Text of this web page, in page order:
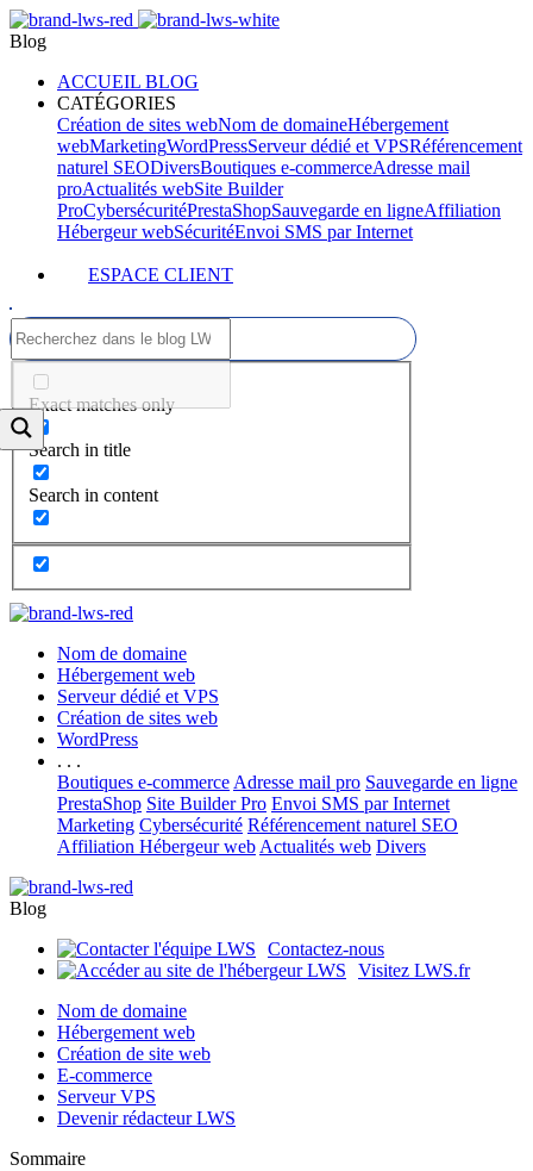
Blog
ACCUEIL BLOG
CATÉGORIES
Création de sites webNom de domaineHébergement
webMarketingWordPressServeur dédié et VPSRéférencement
naturel SEODiversBoutiques e-commerceAdresse mail
proActualités webSite Builder
ProCybersécuritéPrestaShopSauvegarde en ligneAffiliation
Hébergeur webSécuritéEnvoi SMS par Internet
ESPACE CLIENT
Exact matches only
Search in title
Search in content
Nom de domaine
Hébergement web
Serveur dédié et VPS
Création de sites web
WordPress
. . .
Boutiques e-commerce Adresse mail pro Sauvegarde en ligne
PrestaShop Site Builder Pro Envoi SMS par Internet
Marketing Cybersécurité Référencement naturel SEO
Affiliation Hébergeur web Actualités web Divers
Blog
Contactez-nous
Visitez LWS.fr
Nom de domaine
Hébergement web
Création de site web
E-commerce
Serveur VPS
Devenir rédacteur LWS
Sommaire